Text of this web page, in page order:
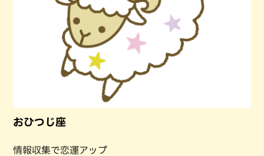
おひつじ座
情報収集で恋運アップ